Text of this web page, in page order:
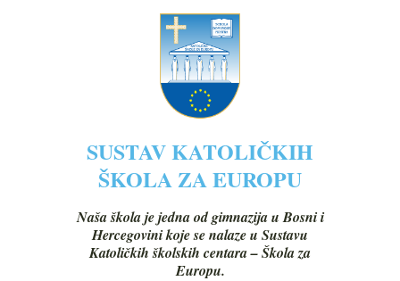
SUSTAV KATOLIČKIH
ŠKOLA ZA EUROPU
Naša škola je jedna od gimnazija u Bosni i
Hercegovini koje se nalaze u Sustavu
Katoličkih školskih centara – Škola za
Europu.